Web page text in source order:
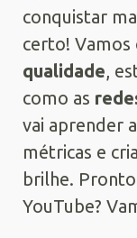
conquistar
certo! Vamos
qualidade,
como as
vai aprender
métricas e
brilhe.
YouTube?